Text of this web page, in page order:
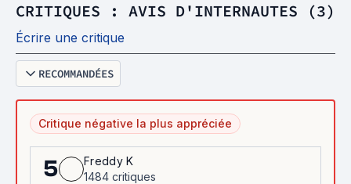
CRITIQUES : AVIS D'INTERNAUTES (3)
Écrire une critique
RECOMMANDÉES
Critique négative la plus appréciée
5
Freddy K
1484 critiques